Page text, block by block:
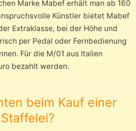
Marke Mabef erhält man ab 160
Künstler bietet Mabef
Extraklasse, bei der Höhe und
per Pedal oder Fernbedienung
Für die M/01 aus Italien
bezahlt werden.
beim Kauf einer
Staffelei?